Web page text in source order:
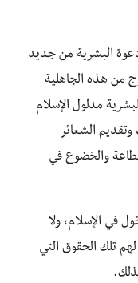
البشرية من جديد
من هذه الجاهلية
مدلول الإسلام
وتقديم الشعائر
والخضوع في
في الإسلام، ولا
تلك الحقوق التي